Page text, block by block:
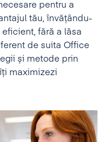
pentru a
tău, învățându-
fără a lăsa
de suita Office
și metode prin
maximizezi